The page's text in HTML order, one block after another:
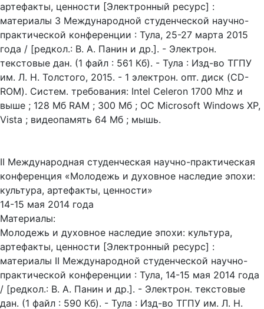
артефакты, ценности [Электронный ресурс] :
материалы 3 Международной студенческой научно-
практической конференции : Тула, 25-27 марта 2015
года / [редкол.: В. А. Панин и др.]. - Электрон.
текстовые дан. (1 файл : 561 Кб). - Тула : Изд-во ТГПУ
им. Л. Н. Толстого, 2015. - 1 электрон. опт. диск (CD-
ROM). Систем. требования: Intel Celeron 1700 Mhz и
выше ; 128 Мб RAM ; 300 Мб ; ОС Microsoft Windows XP,
Vista ; видеопамять 64 Мб ; мышь.
II Международная студенческая научно-практическая
конференция «Молодежь и духовное наследие эпохи:
культура, артефакты, ценности»
14-15 мая 2014 года
Материалы:
Молодежь и духовное наследие эпохи: культура,
артефакты, ценности [Электронный ресурс] :
материалы II Международной студенческой научно-
практической конференции : Тула, 14-15 мая 2014 года
/ [редкол.: В. А. Панин и др.]. - Электрон. текстовые
дан. (1 файл : 590 Кб). - Тула : Изд-во ТГПУ им. Л. Н.